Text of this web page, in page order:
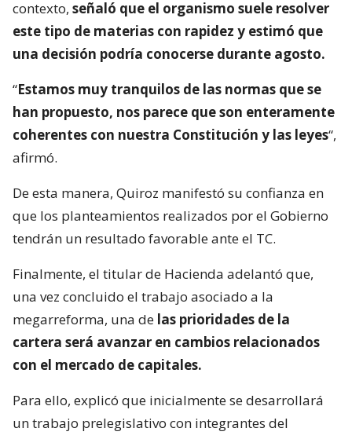
contexto, señaló que el organismo suele resolver
este tipo de materias con rapidez y estimó que
una decisión podría conocerse durante agosto.
“Estamos muy tranquilos de las normas que se
han propuesto, nos parece que son enteramente
coherentes con nuestra Constitución y las leyes“,
afirmó.
De esta manera, Quiroz manifestó su confianza en
que los planteamientos realizados por el Gobierno
tendrán un resultado favorable ante el TC.
Finalmente, el titular de Hacienda adelantó que,
una vez concluido el trabajo asociado a la
megarreforma, una de las prioridades de la
cartera será avanzar en cambios relacionados
con el mercado de capitales.
Para ello, explicó que inicialmente se desarrollará
un trabajo prelegislativo con integrantes del